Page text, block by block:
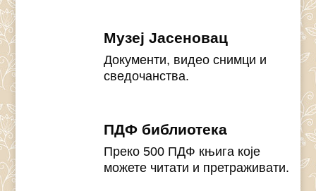
Музеј Јасеновац
Документи, видео снимци и
сведочанства.
ПДФ библиотека
Преко 500 ПДФ књига које
можете читати и претраживати.